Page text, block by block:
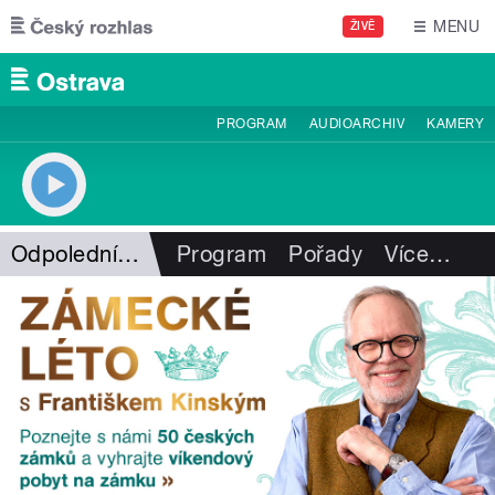
Přejít k hlavnímu obsahu
ŽIVĚ MENU
PROGRAM AUDIOARCHIV KAMERY
Odpolední interview Program Pořady Více…